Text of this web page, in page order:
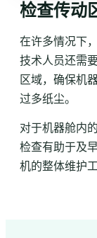
检查传动
在许多情况下
技术人员还需
区域，确保机
过多纸尘。
对于机器舱内
检查有助于及
机的整体维护工